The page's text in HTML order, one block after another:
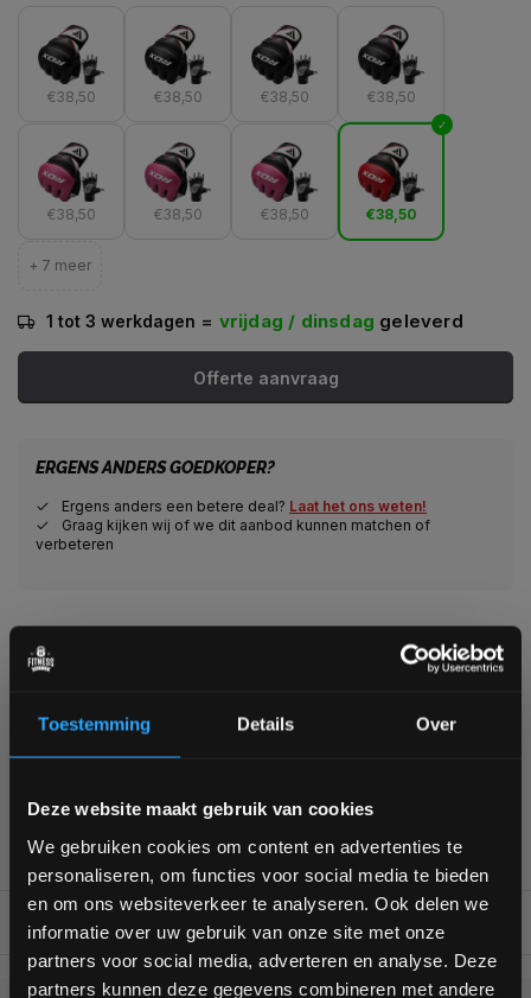
Toestemming Details Over
Deze website maakt gebruik van cookies
We gebruiken cookies om content en advertenties te
personaliseren, om functies voor social media te bieden
en om ons websiteverkeer te analyseren. Ook delen we
informatie over uw gebruik van onze site met onze
partners voor social media, adverteren en analyse. Deze
partners kunnen deze gegevens combineren met andere
€38,50 €38,50 €38,50 €38,50
€38,50 €38,50 €38,50 €38,50
+ 7 meer
1 tot 3 werkdagen = vrijdag / dinsdag geleverd
Offerte aanvraag
ERGENS ANDERS GOEDKOPER?
Ergens anders een betere deal? Laat het ons weten!
Graag kijken wij of we dit aanbod kunnen matchen of
verbeteren
Veilig betalen met een grote keuze aan betaalopties
Voor 95% direct uit voorraad geleverd
Professionele kwaliteit voor scherpe prijs
Persoonlijk en deskundig advies op maat
Complete gym inrichting mogelijk
BESCHRIJVING
Bam! 5% korting op je volgende
Schrijf je in voor onze nieuwsbrief om op de hoogte te
blijven over onze nieuwe producten, deals en meer
interessante info. Ontvang 5% korting op je eerstvolgende
aankoop! 😀